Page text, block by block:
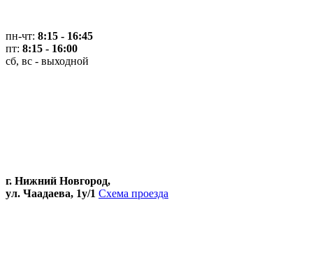
пн-чт: 8:15 - 16:45
пт: 8:15 - 16:00
сб, вс - выходной
г. Нижний Новгород,
ул. Чаадаева, 1у/1 Схема проезда